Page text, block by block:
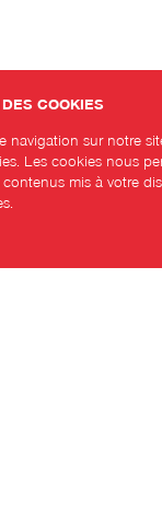
COOKIES
navigation sur notre
Les cookies nous
contenus mis à votre